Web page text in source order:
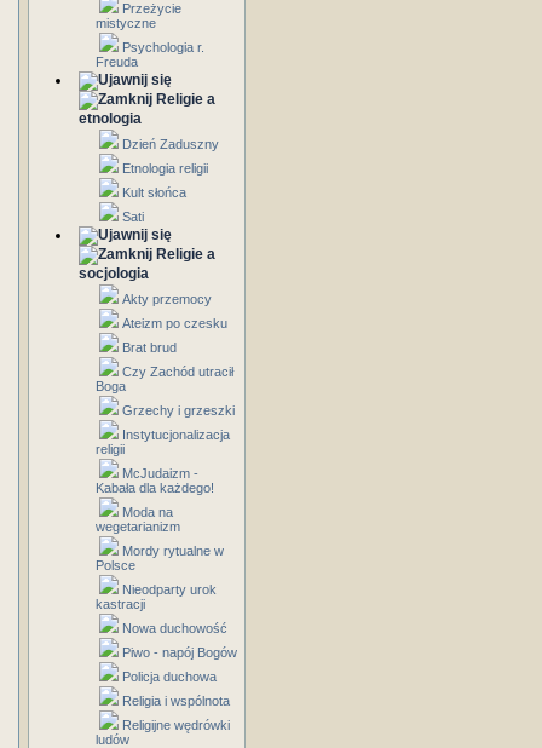
Przeżycie
mistyczne
Psychologia r.
Freuda
Religie a
etnologia
Dzień Zaduszny
Etnologia religii
Kult słońca
Sati
Religie a
socjologia
Akty przemocy
Ateizm po czesku
Brat brud
Czy Zachód utracił
Boga
Grzechy i grzeszki
Instytucjonalizacja
religii
McJudaizm -
Kabała dla każdego!
Moda na
wegetarianizm
Mordy rytualne w
Polsce
Nieodparty urok
kastracji
Nowa duchowość
Piwo - napój Bogów
Policja duchowa
Religia i wspólnota
Religijne wędrówki
ludów